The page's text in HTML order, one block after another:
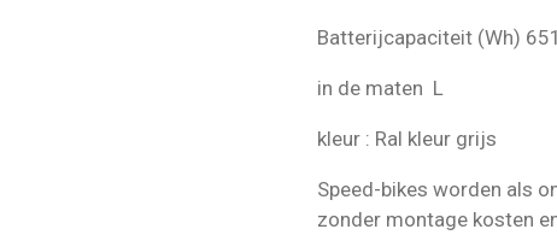
Batterijcapaciteit (Wh)
in de maten L
kleur : Ral kleur grijs
Speed-bikes worden als
zonder montage kosten